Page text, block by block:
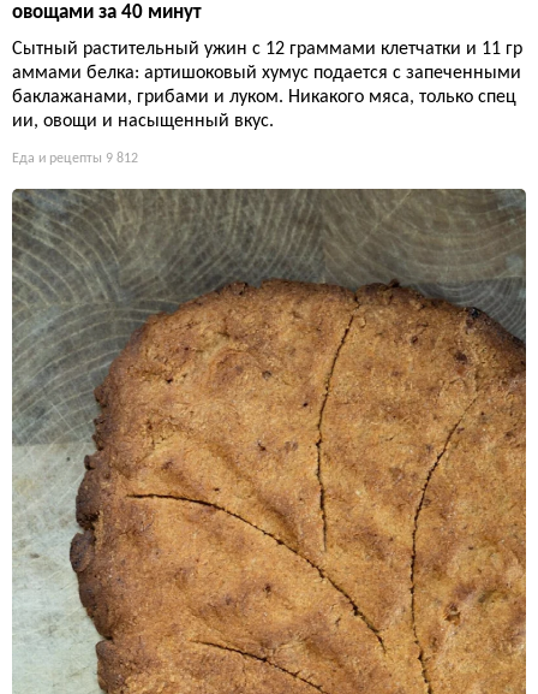
овощами за 40 минут
Сытный растительный ужин с 12 граммами клетчатки и 11 гр
аммами белка: артишоковый хумус подается с запеченными
баклажанами, грибами и луком. Никакого мяса, только спец
ии, овощи и насыщенный вкус.
Еда и рецепты 9 812